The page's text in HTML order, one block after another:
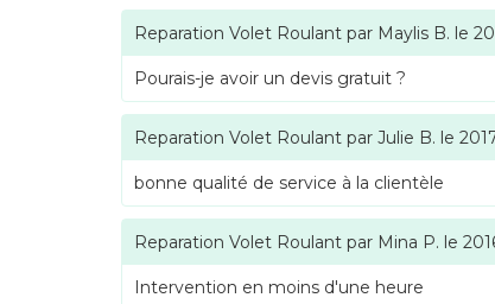
Reparation Volet Roulant par Maylis B. le
Pourais-je avoir un devis gratuit ?
Reparation Volet Roulant par Julie B. le
bonne qualité de service à la clientèle
Reparation Volet Roulant par Mina P. le
Intervention en moins d'une heure